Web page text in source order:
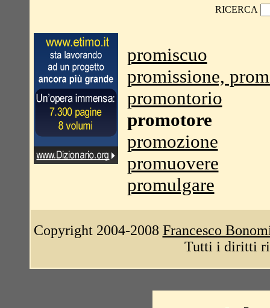
RICERCA
promiscuo
promissione,
promontorio
promotore
promozione
promuovere
promulgare
Copyright 2004-2008 Francesco
Tutti i diritti